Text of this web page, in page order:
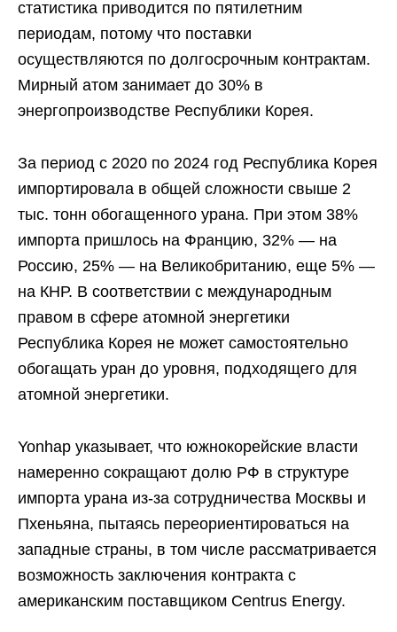
статистика приводится по пятилетним
периодам, потому что поставки
осуществляются по долгосрочным контрактам.
Мирный атом занимает до 30% в
энергопроизводстве Республики Корея.
За период с 2020 по 2024 год Республика Корея
импортировала в общей сложности свыше 2
тыс. тонн обогащенного урана. При этом 38%
импорта пришлось на Францию, 32% — на
Россию, 25% — на Великобританию, еще 5% —
на КНР. В соответствии с международным
правом в сфере атомной энергетики
Республика Корея не может самостоятельно
обогащать уран до уровня, подходящего для
атомной энергетики.
Yonhap указывает, что южнокорейские власти
намеренно сокращают долю РФ в структуре
импорта урана из-за сотрудничества Москвы и
Пхеньяна, пытаясь переориентироваться на
западные страны, в том числе рассматривается
возможность заключения контракта с
американским поставщиком Centrus Energy.